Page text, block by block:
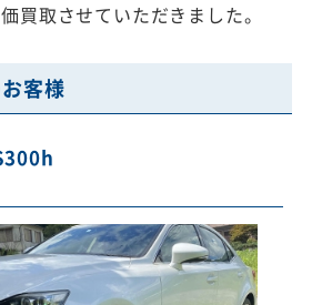
買取させていただきました。
客様